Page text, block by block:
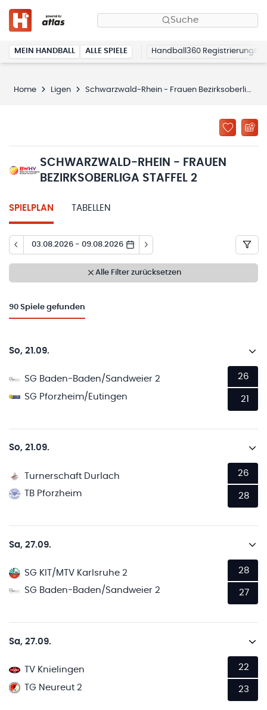
Suche
MEIN HANDBALL ALLE SPIELE Handball360 Registrierung
Home Ligen Schwarzwald-Rhein - Frauen Bezirksoberliga Staffel 2
SCHWARZWALD-RHEIN - FRAUEN
BEZIRKSOBERLIGA STAFFEL 2
SPIELPLAN TABELLEN
03.08.2026 - 09.08.2026
Alle Filter zurücksetzen
90 Spiele gefunden
So, 21.09.
SG Baden-Baden/Sandweier 2
SG Pforzheim/Eutingen
26
21
So, 21.09.
Turnerschaft Durlach
TB Pforzheim
26
28
Sa, 27.09.
SG KIT/MTV Karlsruhe 2
SG Baden-Baden/Sandweier 2
28
27
Sa, 27.09.
TV Knielingen
TG Neureut 2
22
23